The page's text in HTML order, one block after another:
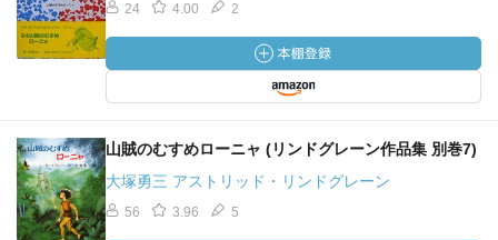
24 4.00 2
山賊のむすめローニャ (リンドグレーン作品集 別巻7)
大塚勇三 アストリッド・リンドグレーン
56 3.96 5